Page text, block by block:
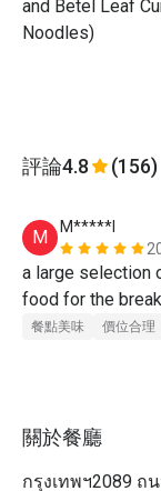
and Betel Leaf
Noodles)
評論4.8 (156)
M
M*****l
a large selection
餐點美味 價位合理
關於餐廳
กรุงเทพฯ2089 ถ